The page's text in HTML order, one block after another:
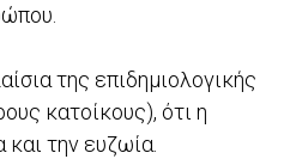
της επιδημιολογικής
κατοίκους), ότι η
και την ευζωία.